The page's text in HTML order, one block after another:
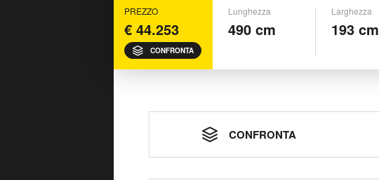
PREZZO
€ 44.253
CONFRONTA
Lunghezza
490 cm
Larghezza
193 cm
CONFRONTA